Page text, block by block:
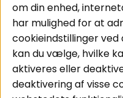
Områder
Bilstereo
Hjemmestereo
S
g på din bil
om din enhed,
har mulighed for at
cookieindstillinger ved
kan du vælge, hvilke
aktiveres eller
deaktivering af visse